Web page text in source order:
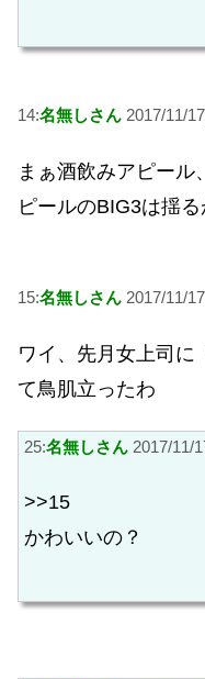
14:名無しさん 2017/11/
まぁ酒飲みアピー
ピールのBIG3は揺
15:名無しさん 2017/11/
ワイ、先月女上司に
て鳥肌立ったわ
25:名無しさん 2017/11/
>>15
かわいいの？